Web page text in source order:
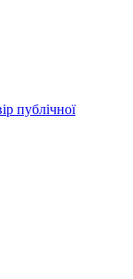
публічної